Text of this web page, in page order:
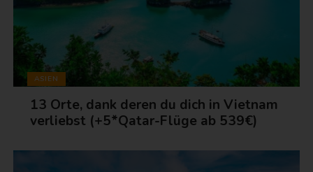
ASIEN
13 Orte, dank deren du dich in Vietnam
verliebst (+5*Qatar-Flüge ab 539€)